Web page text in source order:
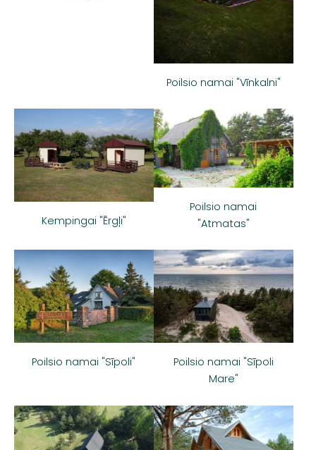
Poilsio namai "Vīnkalni"
Kempingai "Ērgļi"
Poilsio namai
"Atmatas"
Poilsio namai "Sīpoli"
Poilsio namai "Sīpoli
Mare"